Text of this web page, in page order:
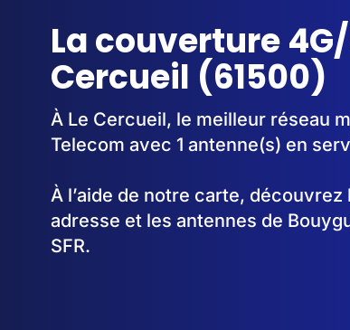
La couverture 4G/
Cercueil (61500)
À Le Cercueil, le meilleur réseau
Telecom avec 1 antenne(s) en
À l’aide de notre carte,
adresse et les antennes de
SFR.